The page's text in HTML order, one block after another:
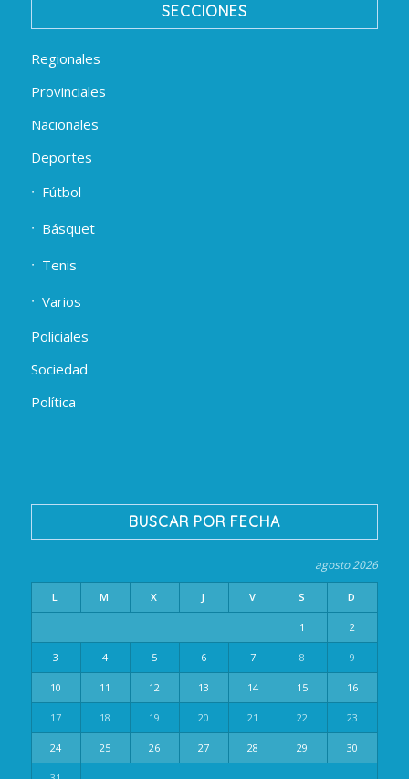
SECCIONES
Regionales
Provinciales
Nacionales
Deportes
Fútbol
Básquet
Tenis
Varios
Policiales
Sociedad
Política
BUSCAR POR FECHA
agosto 2026
L M X J V S D
1 2
3 4 5 6 7 8 9
10 11 12 13 14 15 16
17 18 19 20 21 22 23
24 25 26 27 28 29 30